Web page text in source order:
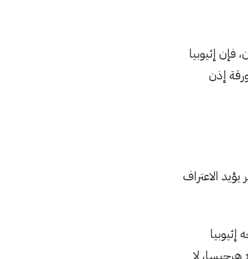
إثيوبيا
إذن
الاعتراف
هرجيسا، لا